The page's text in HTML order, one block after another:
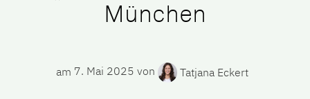
München
am 7. Mai 2025 von Tatjana Eckert